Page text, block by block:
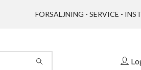
FÖRSÄLJNING - SERVICE -